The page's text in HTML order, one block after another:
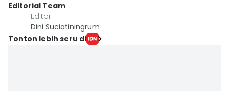
Editorial Team
Editor
Dini Suciatiningrum
Tonton lebih seru di